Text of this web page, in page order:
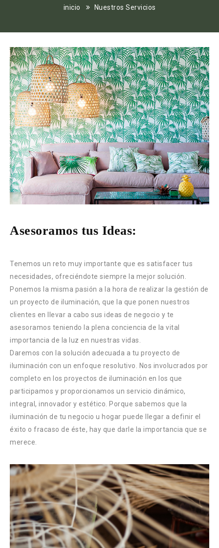
inicio Nuestros Servicios
Asesoramos tus Ideas:
Tenemos un reto muy importante que es satisfacer tus
necesidades, ofreciéndote siempre la mejor solución.
Ponemos la misma pasión a la hora de realizar la gestión de
un proyecto de iluminación, que la que ponen nuestros
clientes en llevar a cabo sus ideas de negocio y te
asesoramos teniendo la plena conciencia de la vital
importancia de la luz en nuestras vidas.
Daremos con la solución adecuada a tu proyecto de
iluminación con un enfoque resolutivo. Nos involucrados por
completo en los proyectos de iluminación en los que
participamos y proporcionamos un servicio dinámico,
integral, innovador y estético. Porque sabemos que la
iluminación de tu negocio u hogar puede llegar a definir el
éxito o fracaso de éste, hay que darle la importancia que se
merece.